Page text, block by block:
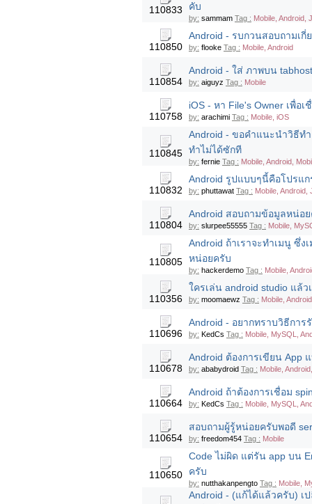
110833
คับ
by: sammam Tag : Mobile, Android,
110850
Android - รบกวนสอบถามเ
by: flooke Tag : Mobile, Android
110854
Android - ใส่ ภาพบน
by: aiguyz Tag : Mobile
110758
iOS - หา File's Owner เพื่อ
by: arachimi Tag : Mobile, iOS
110845
Android - ขอคำแนะนำวิธีท
ทำไม่ได้ซักที
by: fernie Tag : Mobile, Android,
110832
Android รูปแบบๆนี้คือโปรแก
by: phuttawat Tag : Mobile, Android,
110804
Android สอบถามข้อมูลหน่อ
by: slurpee55555 Tag : Mobile,
110805
Android ถ้าเราจะทำเมนู ซึ่
หน่อยครับ
by: hackerdemo Tag : Mobile,
110356
ใครเล่น android studio แล้
by: moomaewz Tag : Mobile, Android
110696
Android - อยากทราบวิธีการ
by: KedCs Tag : Mobile, MySQL,
110678
Android ต้องการเขียน
by: ababydroid Tag : Mobile,
110664
Android ถ้าต้องการเชื่อม
by: KedCs Tag : Mobile, MySQL,
110654
สอบถามผู้รู้หน่อยครับพอดี
by: freedom454 Tag : Mobile
110650
Code ไม่ผิด แต่รัน app บน
ครับ
by: nutthakanpengto Tag : Mobile,
Android - (แก้ได้แล้วครับ) เ